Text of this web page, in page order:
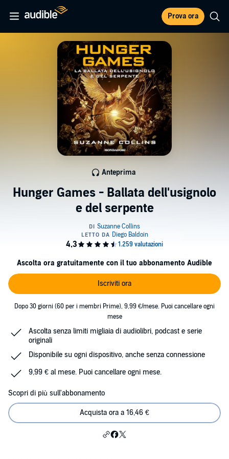
Prova ora
Hunger Games - Ballata dell'usignolo
e del serpente
Anteprima
Ascolta ora gratuitamente con il tuo abbonamento Audible
Iscriviti ora
Dopo 30 giorni (60 per i membri Prime), 9,99 €/mese. Puoi cancellare ogni
mese
Ascolta senza limiti migliaia di audiolibri, podcast e serie
originali
Disponibile su ogni dispositivo, anche senza connessione
9,99 € al mese. Puoi cancellare ogni mese.
Scopri di più sull'abbonamento
Acquista ora a 16,46 €